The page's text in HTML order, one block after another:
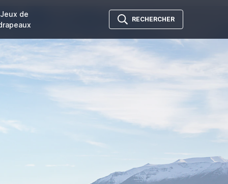
Jeux de
RECHERCHER